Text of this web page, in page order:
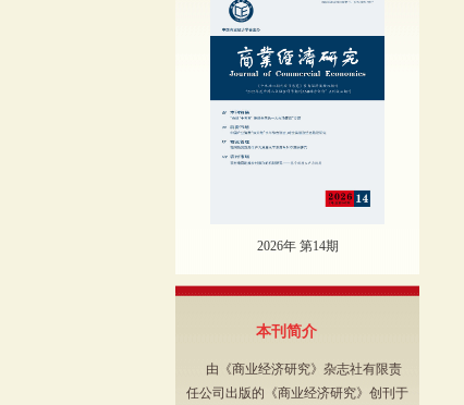
2026年 第14期
本刊简介
由《商业经济研究》杂志社有限责
任公司出版的《商业经济研究》创刊于